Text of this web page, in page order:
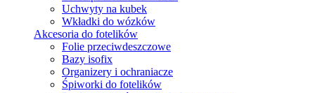
Uchwyty na kubek
Wkładki do wózków
Akcesoria do fotelików
Folie przeciwdeszczowe
Bazy isofix
Organizery i ochraniacze
Śpiworki do fotelików